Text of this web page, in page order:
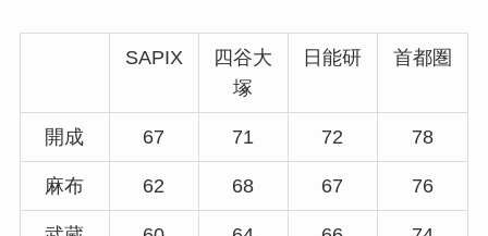
SAPIX
四谷大
塚
日能研 首都圏
開成 67 71 72 78
麻布 62 68 67 76